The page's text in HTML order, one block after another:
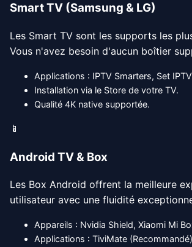
Smart TV (Samsung & LG)
Les Smart TV sont les supports les
Vous n'avez besoin d'aucun boîtier
Applications : IPTV Smarters, Set
Installation via le Store de votre TV.
Qualité 4K native supportée.
📱
Android TV & Box
Les Box Android offrent la meilleure
utilisateur avec une fluidité
Appareils : Nvidia Shield, Xiaomi Mi
Applications : TiviMate